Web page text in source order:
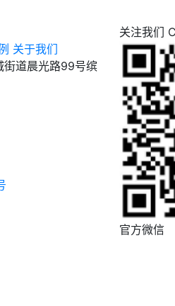
关于我们
街道晨光路99号缤
关注我们
官方微信